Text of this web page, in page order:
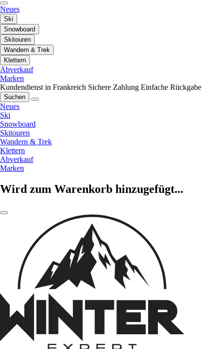
Neues
Ski
Snowboard
Skitouren
Wandern & Trek
Klettern
Abverkauf
Marken
Kundendienst in Frankreich Sichere Zahlung Einfache Rückgabe
Suchen
Neues
Ski
Snowboard
Skitouren
Wandern & Trek
Klettern
Abverkauf
Marken
Wird zum Warenkorb hinzugefügt...